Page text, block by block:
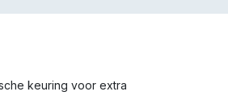
keuring voor extra